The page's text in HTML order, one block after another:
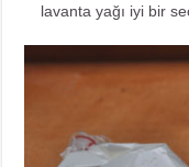
lavanta yağı iyi bir